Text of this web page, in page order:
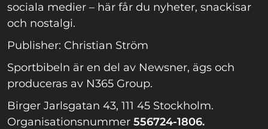
sociala medier – här får du nyheter, snackisar
och nostalgi.
Publisher: Christian Ström
Sportbibeln är en del av Newsner, ägs och
produceras av N365 Group.
Birger Jarlsgatan 43, 111 45 Stockholm.
Organisationsnummer 556724-1806.